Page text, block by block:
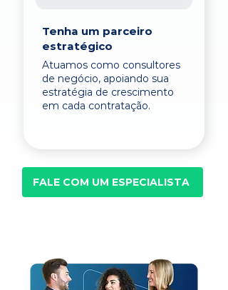
Tenha um parceiro
estratégico
Atuamos como consultores
de negócio, apoiando sua
estratégia de crescimento
em cada contratação.
FALE COM UM ESPECIALISTA